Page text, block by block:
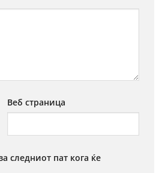
Веб страница
следниот пат кога ќе